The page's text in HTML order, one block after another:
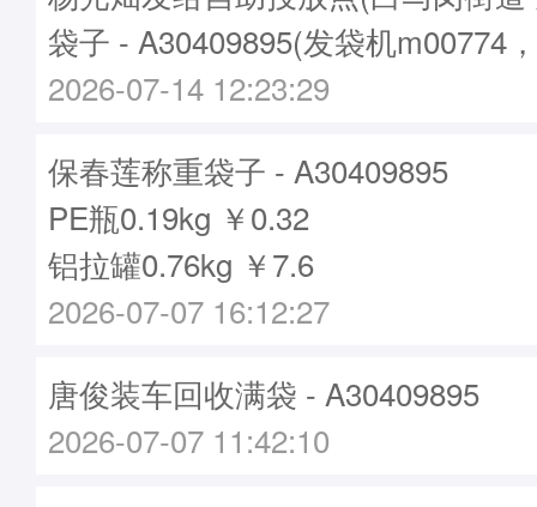
袋子 - A30409895(发袋机m00774
2026-07-14 12:23:29
保春莲称重袋子 - A30409895
PE瓶0.19kg ￥0.32
铝拉罐0.76kg ￥7.6
2026-07-07 16:12:27
唐俊装车回收满袋 - A30409895
2026-07-07 11:42:10